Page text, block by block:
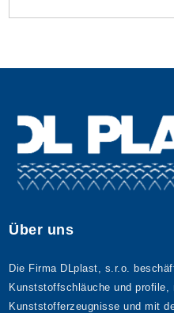
Über uns
Die Firma DLplast, s.r.o.
Kunststoffschläuche und
Kunststofferzeugnisse und mit